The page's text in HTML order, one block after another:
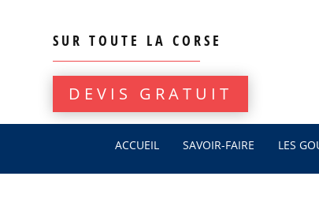
SUR TOUTE LA CORSE
DEVIS GRATUIT
ACCUEIL SAVOIR-FAIRE LES